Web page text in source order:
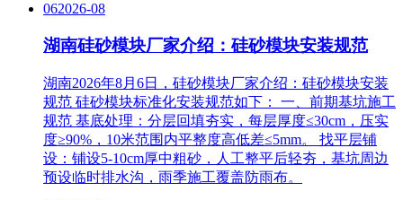
062026-08
湖南硅砂模块厂家介绍：硅砂模块安装规范
湖南2026年8月6日，硅砂模块厂家介绍：硅砂模块安装
规范 硅砂模块标准化安装规范如下： 一、前期基坑施工
规范 基底处理‌：分层回填夯实，每层厚度≤30cm，压实
度≥90%，10米范围内平整度高低差≤5mm。 找平层铺
设‌：铺设5-10cm厚中粗砂，人工整平后轻夯，基坑周边
预设临时排水沟，雨季施工覆盖防雨布。